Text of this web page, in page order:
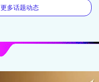
更多话题动态